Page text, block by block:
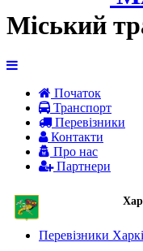
Міський
Початок
Транспорт
Перевiзники
Контакти
Про нас
Партнери
Перевізники